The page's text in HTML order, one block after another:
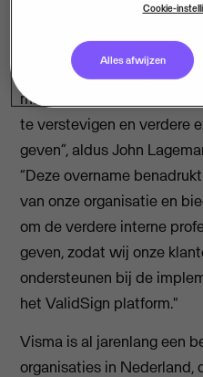
platform voor digitaal
verandert niets aan de
maar verstevigt het
te verstevigen en verdere
geven”, aldus John
“Deze overname
van onze organisatie en
om de verdere interne
geven, zodat wij onze
ondersteunen bij de
het ValidSign platform."
Visma is al jarenlang een
organisaties in Nederland,
Cookie-
Alles afwijzen